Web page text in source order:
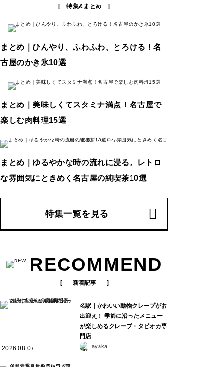
[ 特集&まとめ ]
まとめ｜ひんやり、ふわふわ、とろける！名
古屋のかき氷10選
まとめ｜美味しくてスタミナ満点！名古屋で
楽しむ肉料理15選
まとめ｜ゆるやかな時の流れに浸る。レトロ
な雰囲気にときめく名古屋の純喫茶10選
特集一覧を見る
RECOMMEND
新着記事
2026.08.07
名駅｜かわいい動物クレープがお
出迎え！ 季節に沿ったメニュー
が楽しめるクレープ・タピオカ専
門店
ayaka